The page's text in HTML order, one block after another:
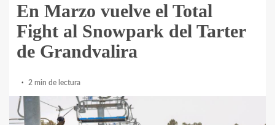
En Marzo vuelve el Total
Fight al Snowpark del Tarter
de Grandvalira
2 min de lectura